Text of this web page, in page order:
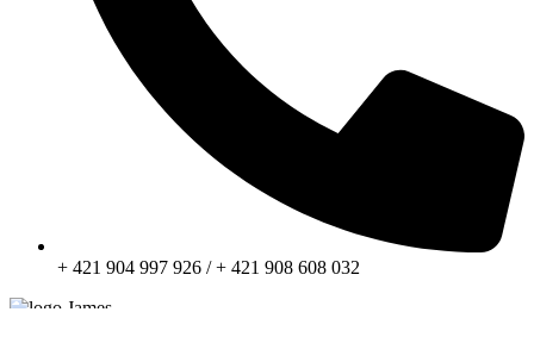
+ 421 904 997 926 / + 421 908 608 032